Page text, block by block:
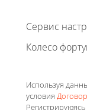
Сервис
Колесо
Используя
условия